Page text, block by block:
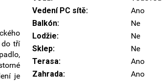
do tří
je
Vedení PC sítě:
Ano
Balkón:
Ne
Lodžie:
Ne
Sklep:
Ne
Terasa:
Ano
Zahrada:
Ano